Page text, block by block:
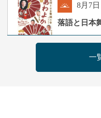
8月 7
落語と日
開演：午前
前売2,500円
一